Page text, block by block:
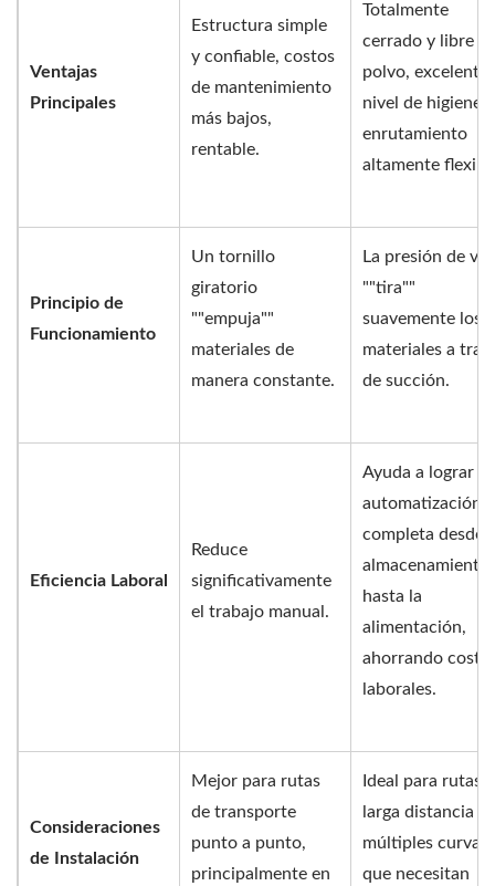
Ventajas
Principales
Estructura simple
y confiable, costos
de mantenimiento
más bajos,
rentable.
Totalmente
cerrado y libre
polvo, excelente
nivel de higiene,
enrutamiento
altamente
Principio de
Funcionamiento
Un tornillo
giratorio
""empuja""
materiales de
manera constante.
La presión de
""tira""
suavemente los
materiales a
de succión.
Eficiencia Laboral
Reduce
significativamente
el trabajo manual.
Ayuda a lograr
automatización
completa desde
almacenamiento
hasta la
alimentación,
ahorrando
laborales.
Consideraciones
de Instalación
Mejor para rutas
de transporte
punto a punto,
principalmente en
Ideal para rutas
larga distancia y
múltiples curvas
que necesitan